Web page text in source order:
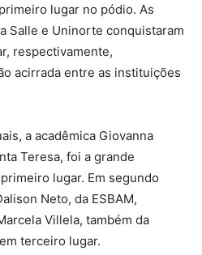
lugar no pódio. As
Salle e Uninorte conquistaram
respectivamente,
acirrada entre as instituições
a acadêmica Giovanna
Teresa, foi a grande
lugar. Em segundo
Neto, da ESBAM,
Villela, também da
terceiro lugar.